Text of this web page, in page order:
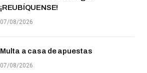
¡REUBÍQUENSE!
07/08/2026
Multa a casa de apuestas
07/08/2026